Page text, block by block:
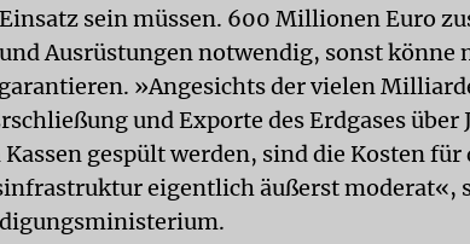
sein müssen. 600 Millionen Euro
Ausrüstungen notwendig, sonst könne
»Angesichts der vielen
und Exporte des Erdgases über
gespült werden, sind die Kosten für
eigentlich äußerst moderat«,